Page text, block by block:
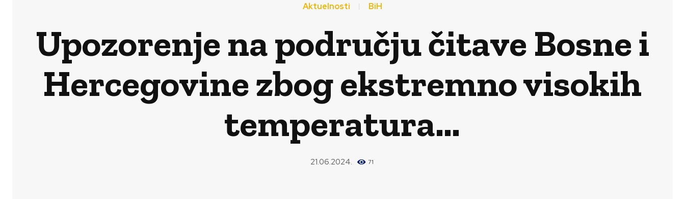
Aktuelnosti BiH
Upozorenje na području čitave Bosne i
Hercegovine zbog ekstremno visokih
temperatura…
21.06.2024. 71